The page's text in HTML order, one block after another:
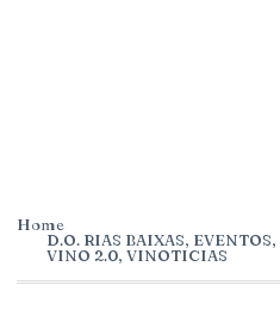
Home
D.O. RIAS BAIXAS, EVENTOS,
VINO 2.0, VINOTICIAS